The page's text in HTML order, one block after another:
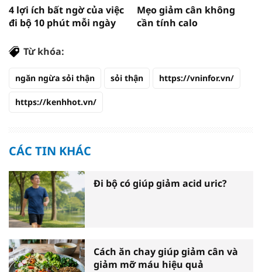
4 lợi ích bất ngờ của việc
đi bộ 10 phút mỗi ngày
Mẹo giảm cân không
cần tính calo
Từ khóa:
ngăn ngừa sỏi thận sỏi thận https://vninfor.vn/
https://kenhhot.vn/
CÁC TIN KHÁC
Đi bộ có giúp giảm acid uric?
Cách ăn chay giúp giảm cân và
giảm mỡ máu hiệu quả